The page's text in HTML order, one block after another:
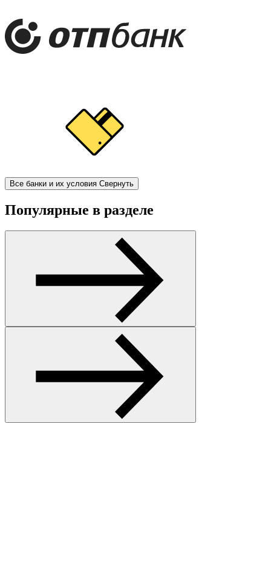
Все банки и их условия Свернуть
Популярные в разделе